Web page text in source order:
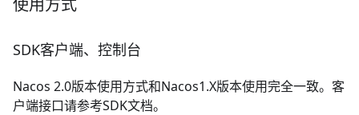
SDK客户端、控制台
Nacos 2.0版本使用方式和Nacos1.X版本使用完全一致。客
户端接口请参考SDK文档。